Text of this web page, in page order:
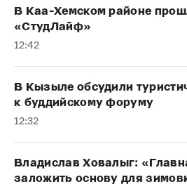
В Каа-Хемском районе
«СтудЛайф»
12:42
В Кызыле обсудили
к буддийскому форуму
12:32
Владислав Ховалыг:
заложить основу для